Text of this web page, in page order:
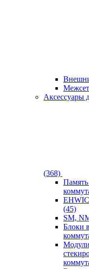
Аксессуары
(368)
(45)
SM,
Блоки